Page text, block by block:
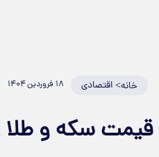
خانه>اقتصادی ۱۸ فروردین ۱۴۰۴